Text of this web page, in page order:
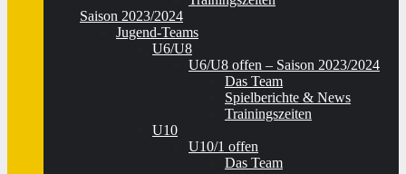
Saison 2023/2024
Jugend-Teams
U6/U8
U6/U8 offen – Saison 2023/2024
Das Team
Spielberichte & News
Trainingszeiten
U10
U10/1 offen
Das Team